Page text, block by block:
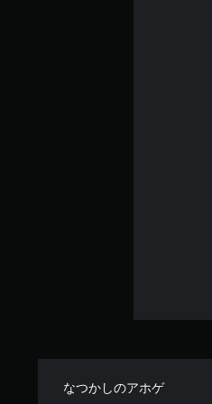
なつかしのアホゲ